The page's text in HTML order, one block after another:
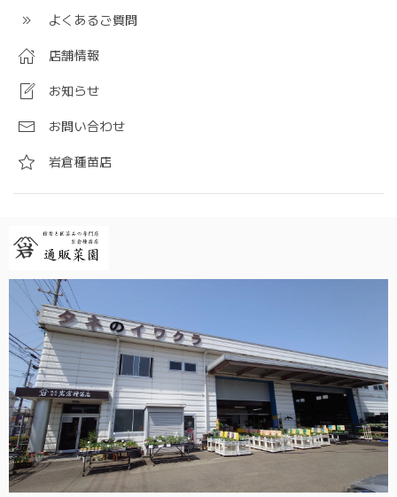
よくあるご質問
店舗情報
お知らせ
お問い合わせ
岩倉種苗店